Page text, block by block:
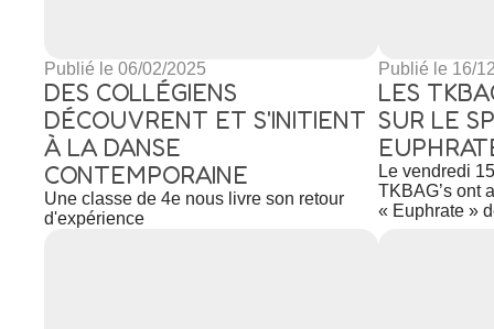
Publié le 06/02/2025
DES COLLÉGIENS
DÉCOUVRENT ET S'INITIENT
À LA DANSE
CONTEMPORAINE
Une classe de 4e nous livre son retour
d'expérience
Publié le 16/
LES
SUR LE
Le vendredi
TKBAG’s ont
« Euphrate »